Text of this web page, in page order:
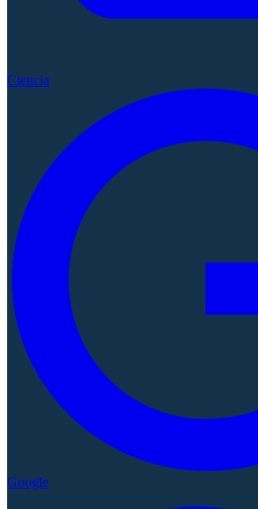
Ciencia
Google